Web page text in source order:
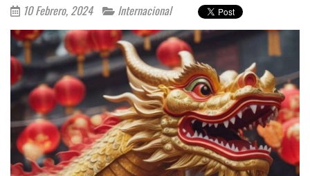
10 Febrero, 2024 Internacional